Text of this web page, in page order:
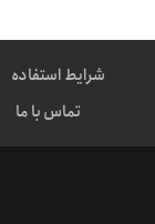
شرایط استفاده
تماس با ما